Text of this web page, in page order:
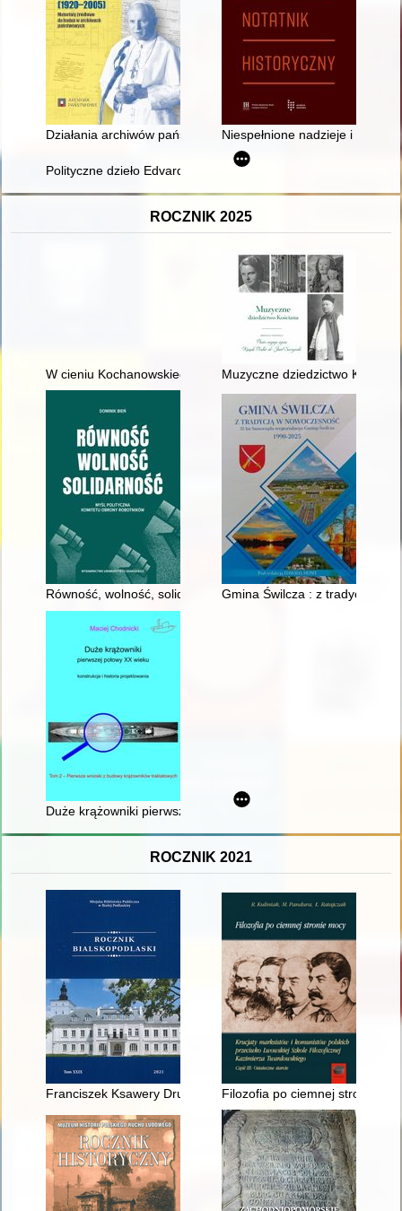
Działania archiwów państwowych i Naczelnej Dyrekcji
Niespełnione nadzieje i plany
Polityczne dzieło Edvarda Beneša : Mała Ententa w polityce
ROCZNIK 2025
W cieniu Kochanowskiego Muzyczne dziedzictwo
Równość, wolność, solidarność : myśl polityczna Komitetu
Gmina Świlcza : z tradycją w
Duże krążowniki pierwszej połowy XX w. : konstrukcja i
ROCZNIK 2021
Franciszek Ksawery Drucki-Lubecki i cud gospodarczy
Filozofia po ciemnej stronie